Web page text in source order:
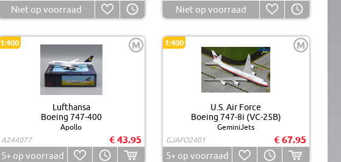
Niet op voorraad Niet op voorraad
1:400 M
Lufthansa
Boeing 747-400
Apollo
A244077
€ 43.95
5+op voorraad
1:400 M
U.S. Air Force
Boeing 747-8i (VC-25B)
GeminiJets
GJAFO2401
€ 67.95
5+op voorraad